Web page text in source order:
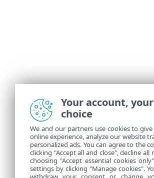
Your account,
choice
We and our partners use cookies to
online experience, analyze our website
personalized ads. You can agree to the
clicking "Accept all and close", decline all
choosing "Accept essential cookies
settings by clicking "Manage cookies".